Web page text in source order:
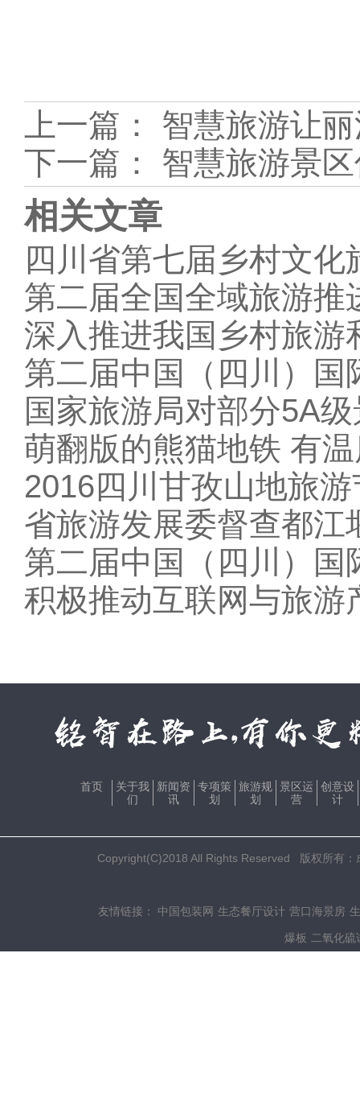
上一篇： 智慧旅游让
下一篇： 智慧旅游景
相关文章
四川省第七届乡村文
第二届全国全域旅游推
深入推进我国乡村旅游
第二届中国（四川）
国家旅游局对部分5A
萌翻版的熊猫地铁 有
2016四川甘孜山地旅
省旅游发展委督查都
第二届中国（四川）
积极推动互联网与旅游
首页
关于我
们
新闻资
讯
专项策
划
旅游规
划
景区运
营
创意设
计
Copyright(C)2018 All Rights Reserved 版权所有
友情链接： 中国包装网 生态餐厅设计 营口海景房
爆板 二氧化硫